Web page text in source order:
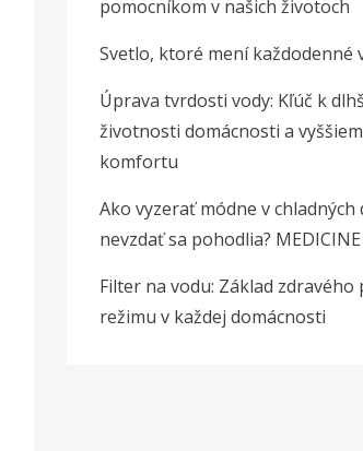
pomocníkom v našich životoch
Svetlo, ktoré mení každodenné
Úprava tvrdosti vody: Kľúč k
životnosti domácnosti a
komfortu
Ako vyzerať módne v chladných
nevzdať sa pohodlia?
Filter na vodu: Základ zdravého
režimu v každej domácnosti